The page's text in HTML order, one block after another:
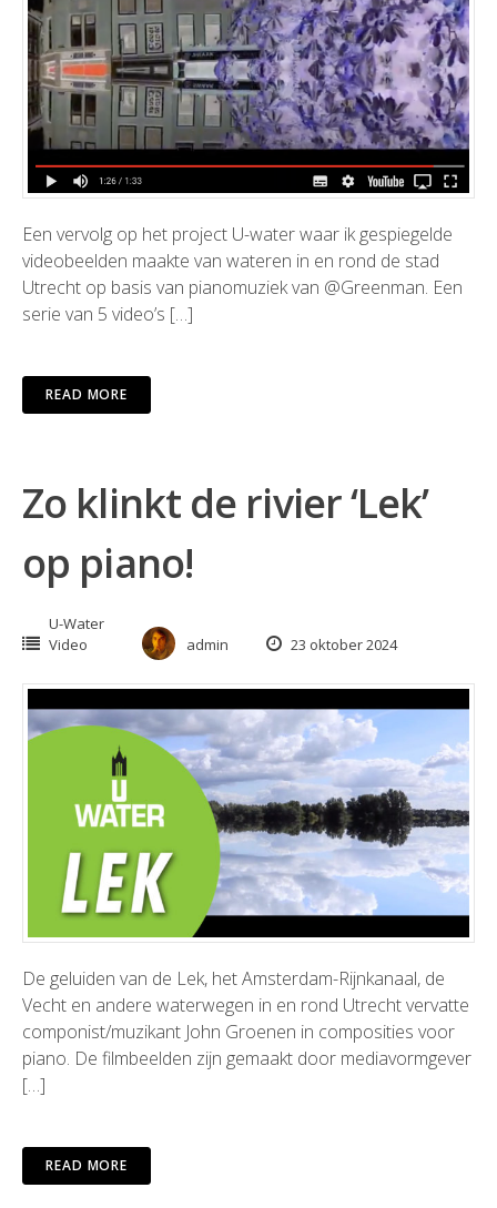
Een vervolg op het project U-water waar ik gespiegelde
videobeelden maakte van wateren in en rond de stad
Utrecht op basis van pianomuziek van @Greenman. Een
serie van 5 video’s […]
READ MORE
Zo klinkt de rivier ‘Lek’
op piano!
U-Water
Video
admin 23 oktober 2024
De geluiden van de Lek, het Amsterdam-Rijnkanaal, de
Vecht en andere waterwegen in en rond Utrecht vervatte
componist/muzikant John Groenen in composities voor
piano. De filmbeelden zijn gemaakt door mediavormgever
[…]
READ MORE